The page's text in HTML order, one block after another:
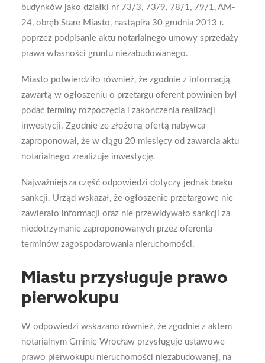
budynków jako działki nr 73/3, 73/9, 78/1, 79/1, AM-
24, obręb Stare Miasto, nastąpiła 30 grudnia 2013 r.
poprzez podpisanie aktu notarialnego umowy sprzedaży
prawa własności gruntu niezabudowanego.
Miasto potwierdziło również, że zgodnie z informacją
zawartą w ogłoszeniu o przetargu oferent powinien był
podać terminy rozpoczęcia i zakończenia realizacji
inwestycji. Zgodnie ze złożoną ofertą nabywca
zaproponował, że w ciągu 20 miesięcy od zawarcia aktu
notarialnego zrealizuje inwestycję.
Najważniejsza część odpowiedzi dotyczy jednak braku
sankcji. Urząd wskazał, że ogłoszenie przetargowe nie
zawierało informacji oraz nie przewidywało sankcji za
niedotrzymanie zaproponowanych przez oferenta
terminów zagospodarowania nieruchomości.
Miastu przysługuje prawo
pierwokupu
W odpowiedzi wskazano również, że zgodnie z aktem
notarialnym Gminie Wrocław przysługuje ustawowe
prawo pierwokupu nieruchomości niezabudowanej, na